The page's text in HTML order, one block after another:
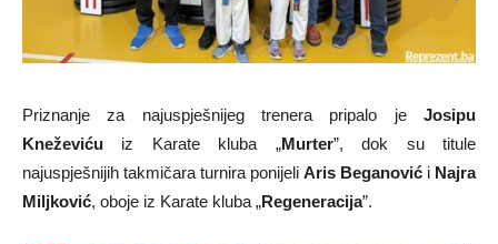
Priznanje za najuspješnijeg trenera pripalo je Josipu
Kneževiću iz Karate kluba „Murter”, dok su titule
najuspješnijih takmičara turnira ponijeli Aris Beganović i Najra
Miljković, oboje iz Karate kluba „Regeneracija”.